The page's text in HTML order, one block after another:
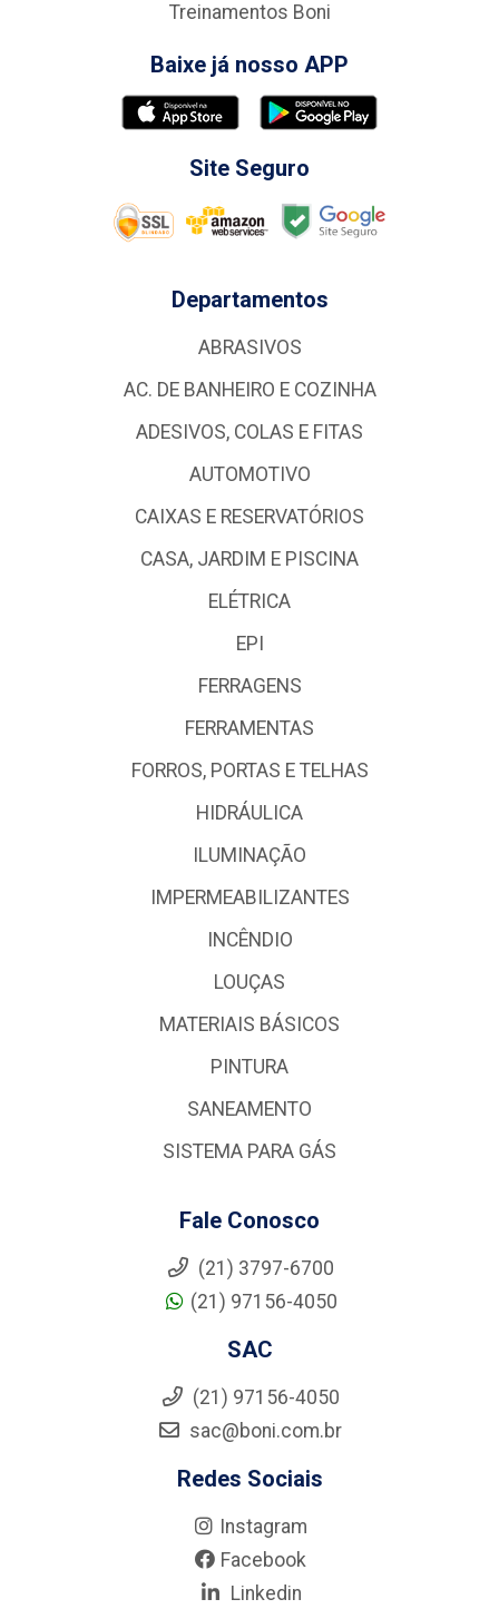
Treinamentos Boni
Baixe já nosso APP
Site Seguro
Departamentos
ABRASIVOS
AC. DE BANHEIRO E COZINHA
ADESIVOS, COLAS E FITAS
AUTOMOTIVO
CAIXAS E RESERVATÓRIOS
CASA, JARDIM E PISCINA
ELÉTRICA
EPI
FERRAGENS
FERRAMENTAS
FORROS, PORTAS E TELHAS
HIDRÁULICA
ILUMINAÇÃO
IMPERMEABILIZANTES
INCÊNDIO
LOUÇAS
MATERIAIS BÁSICOS
PINTURA
SANEAMENTO
SISTEMA PARA GÁS
Fale Conosco
(21) 3797-6700
(21) 97156-4050
SAC
(21) 97156-4050
sac@boni.com.br
Redes Sociais
Instagram
Facebook
Linkedin